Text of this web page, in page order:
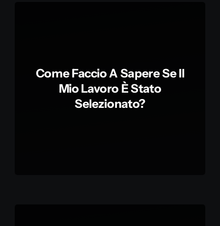
Come Faccio A Sapere Se Il
Mio Lavoro È Stato
Selezionato?